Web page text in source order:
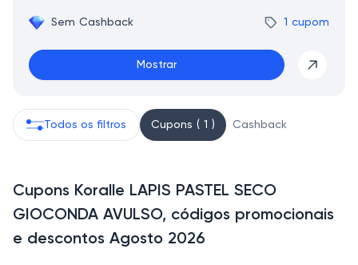
Sem Cashback 1 cupom
Mostrar
Todos os filtros Cupons ( 1 ) Cashback
Cupons Koralle LAPIS PASTEL SECO
GIOCONDA AVULSO, códigos promocionais
e descontos Agosto 2026